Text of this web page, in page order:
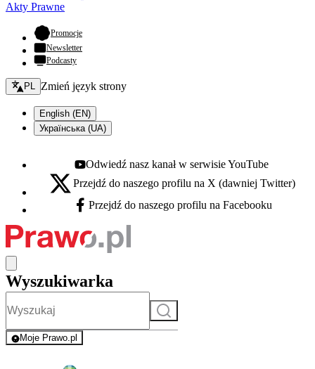
Akty Prawne
Promocje- otwiera się w nowej karcie
Newsletter
Podcasty
Zmień język - bieżący:
PL Zmień język strony
English (EN)
Українська (UA)
Youtube - otwiera się w nowej karcie
Odwiedź nasz kanał w serwisie YouTube
X - otwiera się w nowej karcie
Przejdź do naszego profilu na X (dawniej Twitter)
Facebook - otwiera się w nowej karcie
Przejdź do naszego profilu na Facebooku
Wyszukiwarka
Szukaj
Moje Prawo.pl
- rejestracja i logowanie do serwisu